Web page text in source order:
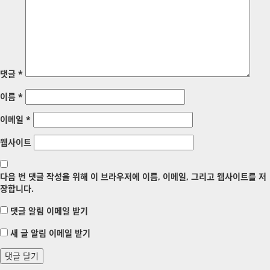
댓글 *
이름 *
이메일 *
웹사이트
다음 번 댓글 작성을 위해 이 브라우저에 이름, 이메일, 그리고 웹사이트를 저
장합니다.
댓글 알림 이메일 받기
새 글 알림 이메일 받기